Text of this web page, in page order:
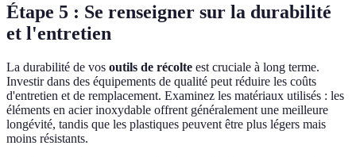
Étape 5 : Se renseigner sur la durabilité
et l'entretien
La durabilité de vos outils de récolte est cruciale à long terme.
Investir dans des équipements de qualité peut réduire les coûts
d'entretien et de remplacement. Examinez les matériaux utilisés : les
éléments en acier inoxydable offrent généralement une meilleure
longévité, tandis que les plastiques peuvent être plus légers mais
moins résistants.